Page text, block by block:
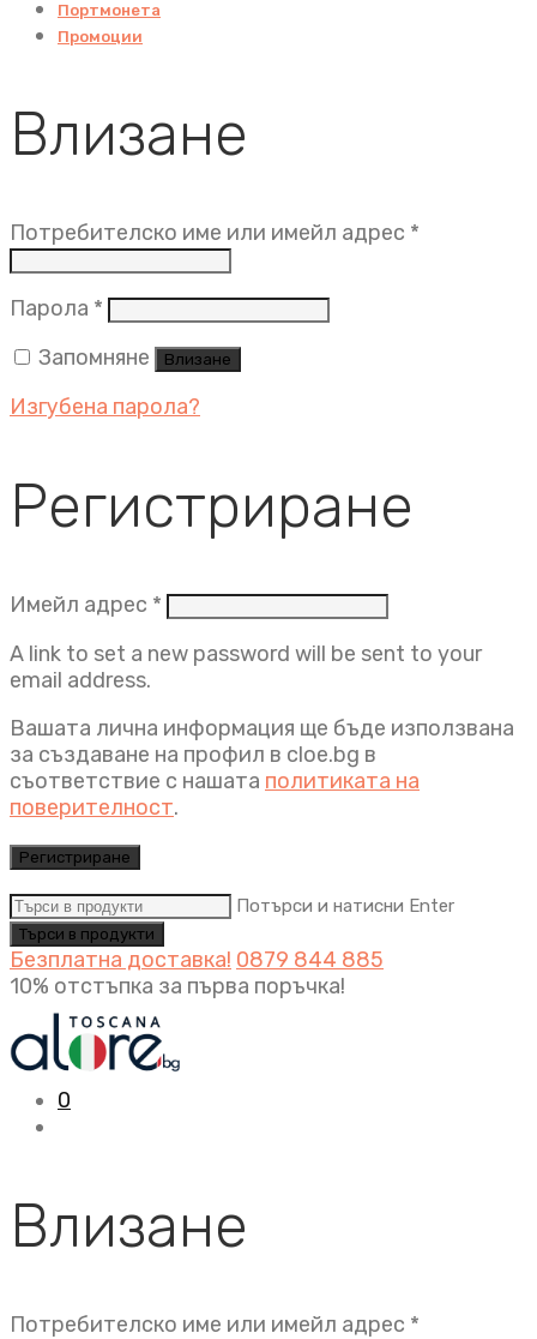
Портмонета
Промоции
Влизане
Потребителско име или имейл адрес *
Парола * Задължително
Запомняне
Влизане
Изгубена парола?
Регистриране
Имейл адрес * Задължително
A link to set a new password will be sent to your
email address.
Вашата лична информация ще бъде използвана
за създаване на профил в cloe.bg в
съответствие с нашата политиката на
поверителност.
Регистриране
Потърси и натисни Enter
Безплатна доставка! 0879 844 885
10% отстъпка за първа поръчка!
0
Влизане
Потребителско име или имейл адрес *